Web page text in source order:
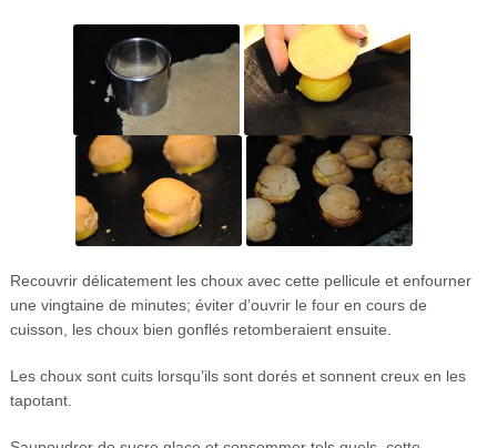
Recouvrir délicatement les choux avec cette pellicule et enfourner
une vingtaine de minutes; éviter d’ouvrir le four en cours de
cuisson, les choux bien gonflés retomberaient ensuite.
Les choux sont cuits lorsqu’ils sont dorés et sonnent creux en les
tapotant.